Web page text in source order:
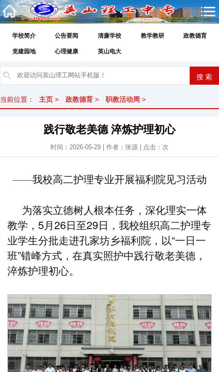
学校简介 公告要闻 清廉学校 教学教研 政教德育
党建园地 心理健康 英山电大
当前位置： 主页 > 政教德育 > 职教活动周 >
践行敬老美德 淬炼护理初心
时间：2026-05-29 | 作者：张源 | 点击： 次
——我校高二护理专业开展福利院见习活动
为落实立德树人根本任务，深化理实一体
教学， 5月26日至29日，我校组织高二护理专
业学生分批走进孔家坊乡福利院，以“一日一
班”错峰方式，在真实照护中践行敬老美德，
淬炼护理初心。